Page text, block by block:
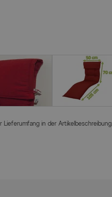
Lieferumfang in der Artikelbeschreibung.